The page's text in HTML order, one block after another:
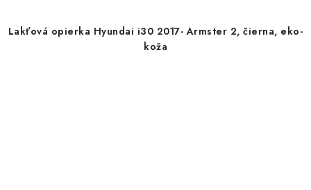
Lakťová opierka Hyundai i30 2017- Armster 2, čierna, eko-
koža